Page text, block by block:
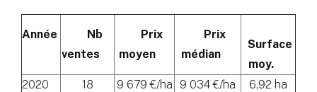
Année
Nb
ventes
Prix
moyen
Prix
médian
Surface
moy.
2020
18 9 679 €/ha 9 034 €/ha
6,92 ha